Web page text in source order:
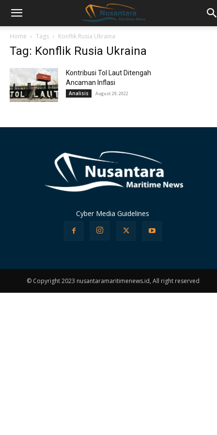
Home Tags Konflik Rusia Ukraina
Tag: Konflik Rusia Ukraina
Kontribusi Tol Laut Ditengah
Ancaman Inflasi
Analisis August 29, 2022
Cyber Media Guidelines
© Copyright 2023 nusantaramaritimenews.id, All right reserved